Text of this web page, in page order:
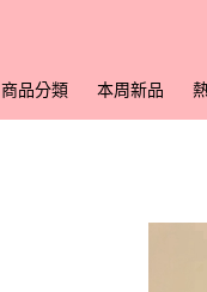
商品分類 本周新品